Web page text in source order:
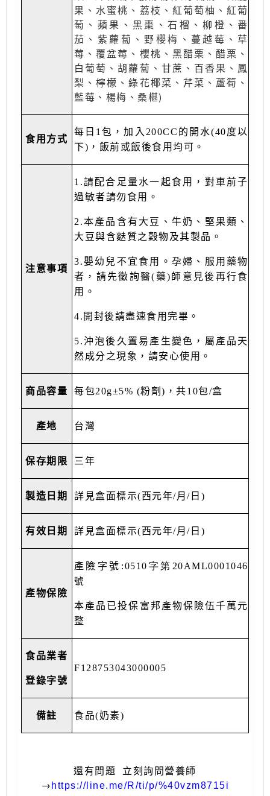
果、水蜜桃、荔枝、紅葡萄柚、紅葡
萄、蘋果、黑棗、石榴、柳橙、番
茄、紫蘿蔔、野櫻梅、蔓越莓、草
莓、覆盆莓、櫻桃、黑醋栗、醋栗、
白葡萄、胡蘿蔔、甘蔗、百香果、鳳
梨、檸檬、綠花椰菜、芹菜、蘆筍、
藍莓、楊梅、桑椹)
食用方式
每日1包，加入200CC的開水(40度以
下)，飯前或飯後食用均可。
注意事項
1.請配合足量水一起食用，對車前子
過敏者請勿食用。
2.本產品含有大豆、牛奶、堅果類、
大豆與含麩質之穀物及其製品。
3.嬰幼兒不宜食用。孕婦、服用藥物
者，請先徵詢醫(藥)師意見後再行食
用。
4.開封後請盡速食用完畢。
5.沖泡後久置易產生變色，屬產品天
然成分之現象，請安心使用。
商品容量 每包20g±5% (粉劑)，共10包/盒
產地 台灣
保存期限 三年
製造日期 詳見盒面標示(西元年/月/ 日 )
有效日期 詳見盒面標示(西元年/月/ 日 )
產物保險
產險字號 :0510字第20AML0001046
號
本產品已投保富邦產物保險伍千萬元
整
食品業者
登錄字號
F128753043000005
備註 食品(奶素)
還有問題 立刻詢問營養師
→ https://line.me/R/ti/p/%40vzm8715i